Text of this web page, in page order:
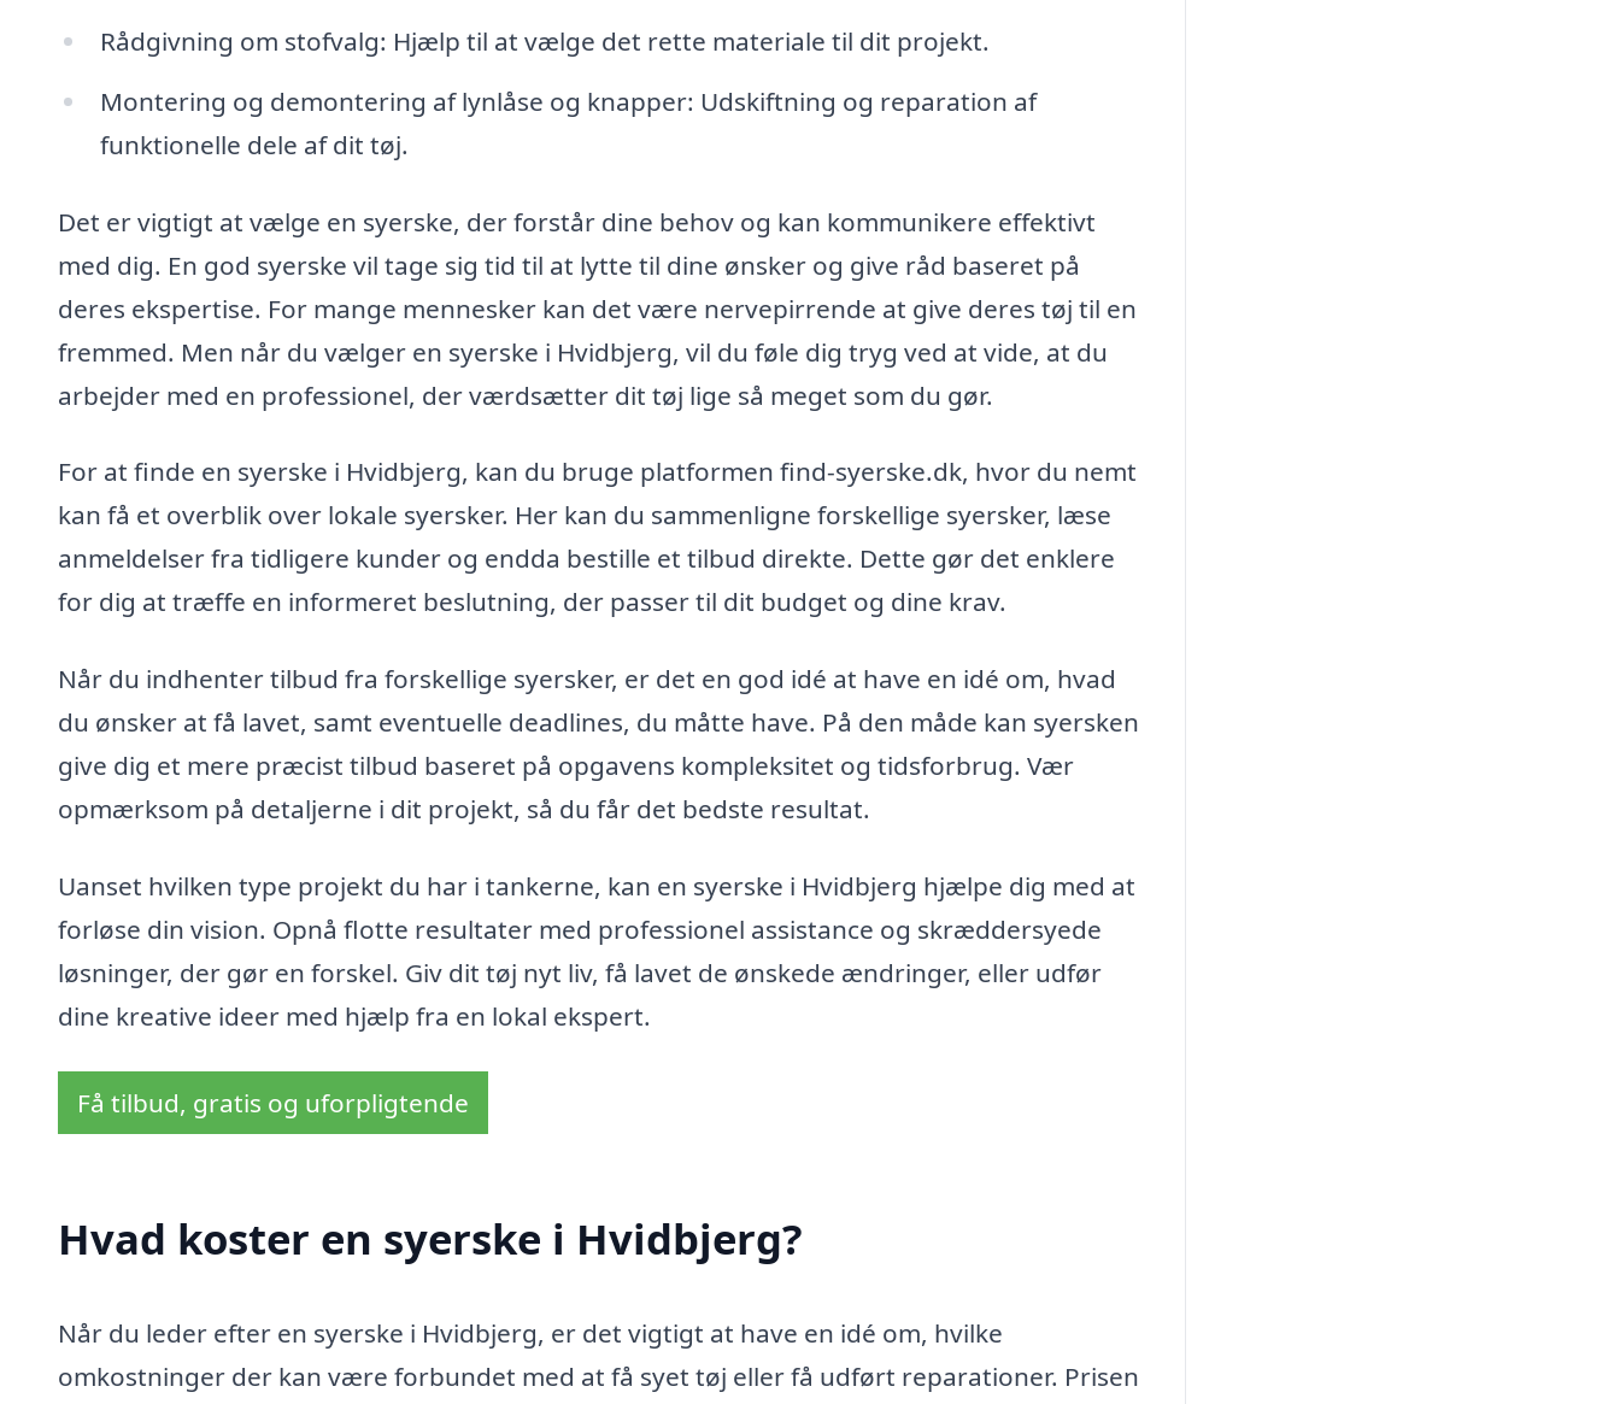
Rådgivning om stofvalg: Hjælp til at vælge det rette materiale til dit projekt.
Montering og demontering af lynlåse og knapper: Udskiftning og reparation af
funktionelle dele af dit tøj.
Det er vigtigt at vælge en syerske, der forstår dine behov og kan kommunikere effektivt
med dig. En god syerske vil tage sig tid til at lytte til dine ønsker og give råd baseret på
deres ekspertise. For mange mennesker kan det være nervepirrende at give deres tøj til en
fremmed. Men når du vælger en syerske i Hvidbjerg, vil du føle dig tryg ved at vide, at du
arbejder med en professionel, der værdsætter dit tøj lige så meget som du gør.
For at finde en syerske i Hvidbjerg, kan du bruge platformen find-syerske.dk, hvor du nemt
kan få et overblik over lokale syersker. Her kan du sammenligne forskellige syersker, læse
anmeldelser fra tidligere kunder og endda bestille et tilbud direkte. Dette gør det enklere
for dig at træffe en informeret beslutning, der passer til dit budget og dine krav.
Når du indhenter tilbud fra forskellige syersker, er det en god idé at have en idé om, hvad
du ønsker at få lavet, samt eventuelle deadlines, du måtte have. På den måde kan syersken
give dig et mere præcist tilbud baseret på opgavens kompleksitet og tidsforbrug. Vær
opmærksom på detaljerne i dit projekt, så du får det bedste resultat.
Uanset hvilken type projekt du har i tankerne, kan en syerske i Hvidbjerg hjælpe dig med at
forløse din vision. Opnå flotte resultater med professionel assistance og skræddersyede
løsninger, der gør en forskel. Giv dit tøj nyt liv, få lavet de ønskede ændringer, eller udfør
dine kreative ideer med hjælp fra en lokal ekspert.
Få tilbud, gratis og uforpligtende
Hvad koster en syerske i Hvidbjerg?
Når du leder efter en syerske i Hvidbjerg, er det vigtigt at have en idé om, hvilke
omkostninger der kan være forbundet med at få syet tøj eller få udført reparationer. Prisen